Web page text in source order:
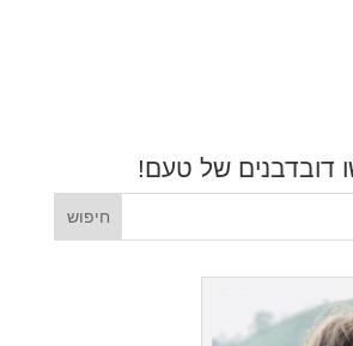
דובדבנים של טעם!